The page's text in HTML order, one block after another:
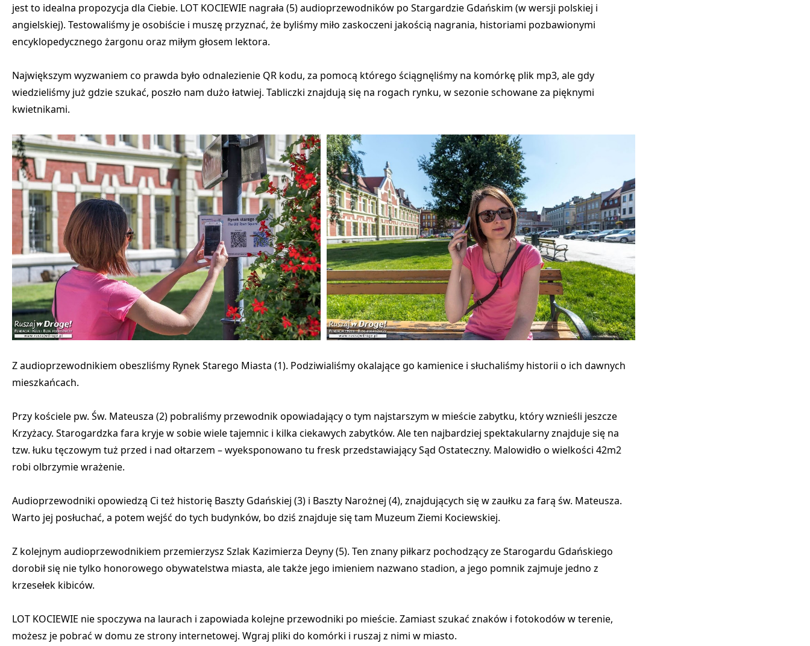
jest to idealna propozycja dla Ciebie. LOT KOCIEWIE nagrała (5) audioprzewodników po Stargardzie Gdańskim (w wersji polskiej i
angielskiej). Testowaliśmy je osobiście i muszę przyznać, że byliśmy miło zaskoczeni jakością nagrania, historiami pozbawionymi
encyklopedycznego żargonu oraz miłym głosem lektora.
Największym wyzwaniem co prawda było odnalezienie QR kodu, za pomocą którego ściągnęliśmy na komórkę plik mp3, ale gdy
wiedzieliśmy już gdzie szukać, poszło nam dużo łatwiej. Tabliczki znajdują się na rogach rynku, w sezonie schowane za pięknymi
kwietnikami.
Z audioprzewodnikiem obeszliśmy Rynek Starego Miasta (1). Podziwialiśmy okalające go kamienice i słuchaliśmy historii o ich dawnych
mieszkańcach.
Przy kościele pw. Św. Mateusza (2) pobraliśmy przewodnik opowiadający o tym najstarszym w mieście zabytku, który wznieśli jeszcze
Krzyżacy. Starogardzka fara kryje w sobie wiele tajemnic i kilka ciekawych zabytków. Ale ten najbardziej spektakularny znajduje się na
tzw. łuku tęczowym tuż przed i nad ołtarzem – wyeksponowano tu fresk przedstawiający Sąd Ostateczny. Malowidło o wielkości 42m2
robi olbrzymie wrażenie.
Audioprzewodniki opowiedzą Ci też historię Baszty Gdańskiej (3) i Baszty Narożnej (4), znajdujących się w zaułku za farą św. Mateusza.
Warto jej posłuchać, a potem wejść do tych budynków, bo dziś znajduje się tam Muzeum Ziemi Kociewskiej.
Z kolejnym audioprzewodnikiem przemierzysz Szlak Kazimierza Deyny (5). Ten znany piłkarz pochodzący ze Starogardu Gdańskiego
dorobił się nie tylko honorowego obywatelstwa miasta, ale także jego imieniem nazwano stadion, a jego pomnik zajmuje jedno z
krzesełek kibiców.
LOT KOCIEWIE nie spoczywa na laurach i zapowiada kolejne przewodniki po mieście. Zamiast szukać znaków i fotokodów w terenie,
możesz je pobrać w domu ze strony internetowej. Wgraj pliki do komórki i ruszaj z nimi w miasto.